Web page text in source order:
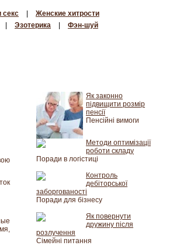
секс
Женские хитрости
Эзотерика
Фэн-шуй
Як законно
підвищити розмір
пенсії
Пенсійні вимоги
Методи оптимізації
роботи складу
Поради в логістиці
Контроль
дебіторської
заборгованості
Поради для бізнесу
Як повернути
дружину після
розлучення
Сімейні питання